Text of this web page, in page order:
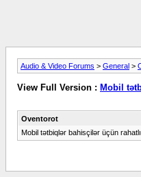
Audio & Video Forums > General >
View Full Version : Mobil
Oventorot
Mobil tətbiqlər bahisçilər üçün